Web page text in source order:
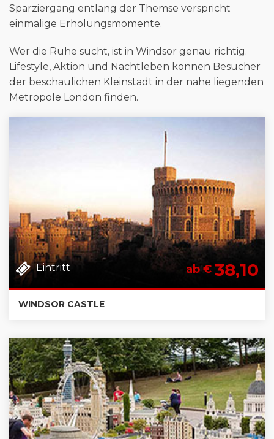
Sparziergang entlang der Themse verspricht
einmalige Erholungsmomente.
Wer die Ruhe sucht, ist in Windsor genau richtig.
Lifestyle, Aktion und Nachtleben können Besucher
der beschaulichen Kleinstadt in der nahe liegenden
Metropole London finden.
Eintritt ab € 38,10
WINDSOR CASTLE